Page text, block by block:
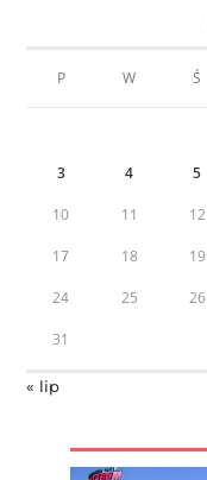
P W Ś
3 4 5
10 11 12
17 18 19
24 25 26
31
« lip